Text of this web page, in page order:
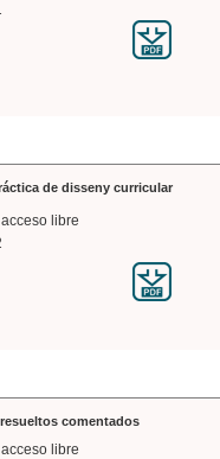
de disseny curricular
libre
comentados
libre